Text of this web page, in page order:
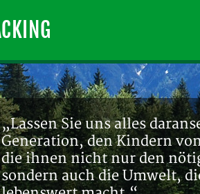
„Lassen Sie uns alles
Generation, den Kindern
die ihnen nicht nur den
sondern auch die Umwelt,